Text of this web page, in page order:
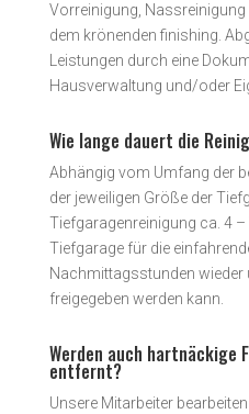
Vorreinigung,
dem krönenden finishing.
Leistungen durch eine
Hausverwaltung und/oder
Wie lange dauert die
Abhängig vom Umfang der
der jeweiligen Größe der
Tiefgaragenreinigung ca. 4
Tiefgarage für die
Nachmittagsstunden wieder
freigegeben werden kann.
Werden auch hartnäckige
entfernt?
Unsere Mitarbeiter